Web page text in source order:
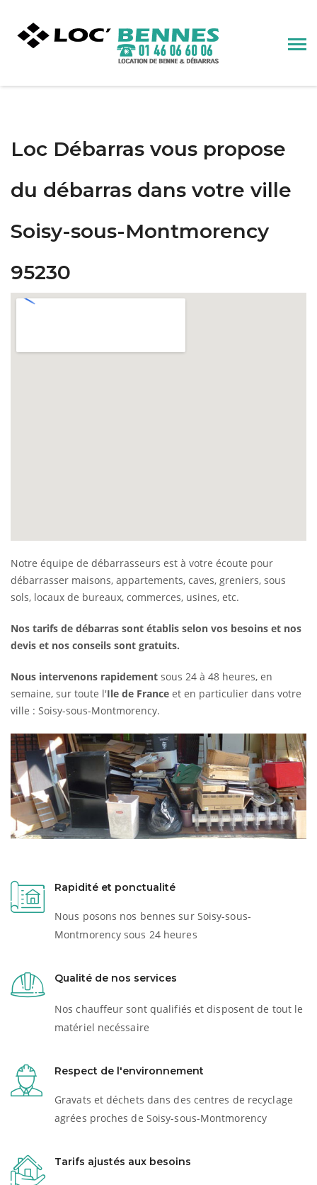
Loc Débarras vous propose
du débarras dans votre ville
Soisy-sous-Montmorency
95230
Notre équipe de débarrasseurs est à votre écoute pour
débarrasser maisons, appartements, caves, greniers, sous
sols, locaux de bureaux, commerces, usines, etc.
Nos tarifs de débarras sont établis selon vos besoins et nos
devis et nos conseils sont gratuits.
Nous intervenons rapidement sous 24 à 48 heures, en
semaine, sur toute l'Ile de France et en particulier dans votre
ville : Soisy-sous-Montmorency.
Rapidité et ponctualité
Nous posons nos bennes sur Soisy-sous-
Montmorency sous 24 heures
Qualité de nos services
Nos chauffeur sont qualifiés et disposent de tout le
matériel necéssaire
Respect de l'environnement
Gravats et déchets dans des centres de recyclage
agrées proches de Soisy-sous-Montmorency
Tarifs ajustés aux besoins